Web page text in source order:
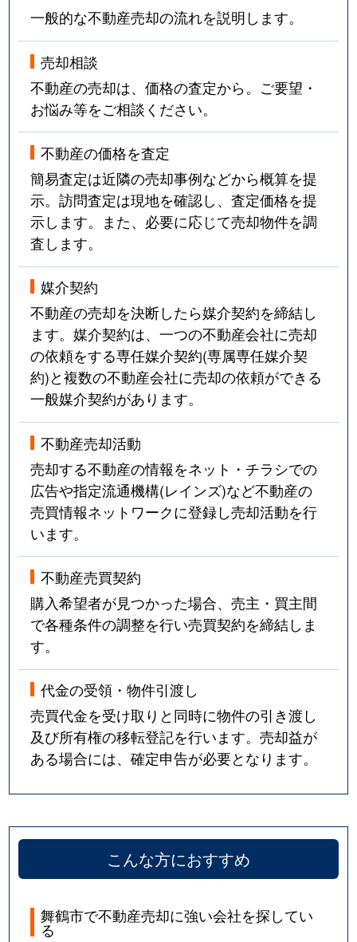
一般的な不動産売却の流れを説明します。
売却相談
不動産の売却は、価格の査定から。ご要望・
お悩み等をご相談ください。
不動産の価格を査定
簡易査定は近隣の売却事例などから概算を提
示。訪問査定は現地を確認し、査定価格を提
示します。また、必要に応じて売却物件を調
査します。
媒介契約
不動産の売却を決断したら媒介契約を締結し
ます。媒介契約は、一つの不動産会社に売却
の依頼をする専任媒介契約(専属専任媒介契
約)と複数の不動産会社に売却の依頼ができる
一般媒介契約があります。
不動産売却活動
売却する不動産の情報をネット・チラシでの
広告や指定流通機構(レインズ)など不動産の
売買情報ネットワークに登録し売却活動を行
います。
不動産売買契約
購入希望者が見つかった場合、売主・買主間
で各種条件の調整を行い売買契約を締結しま
す。
代金の受領・物件引渡し
売買代金を受け取りと同時に物件の引き渡し
及び所有権の移転登記を行います。売却益が
ある場合には、確定申告が必要となります。
こんな方におすすめ
舞鶴市で不動産売却に強い会社を探してい
る